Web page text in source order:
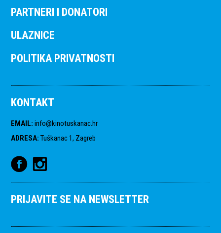
PARTNERI I DONATORI
ULAZNICE
POLITIKA PRIVATNOSTI
KONTAKT
EMAIL: info@kinotuskanac.hr
ADRESA: Tuškanac 1, Zagreb
PRIJAVITE SE NA NEWSLETTER